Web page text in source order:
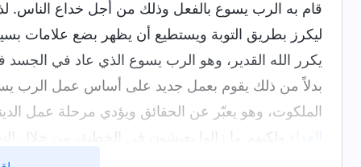
قام به الرب يسوع بالفعل وذلك من أجل خداع
ليكرز بطريق التوبة ويستطيع أن يظهر بضع علامات
يكرر الله القدير، وهو الرب يسوع الذي عاد في الجسد
بدلاً من ذلك يقوم بعمل جديد على أساس عمل الرب
الملكوت، وهو يعبّر عن الحقائق ويؤدي مرحلة عمل
ولكنهم ما زالوا يعيشون في الخطية، من خلال
المظلم، ثم يأخذ البشرية إلى وجهتها النهائية